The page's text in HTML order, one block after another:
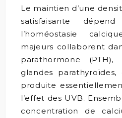
Le maintien d’une
satisfaisante
l’homéostasie
majeurs collaborent
parathormone
glandes
produite
l’effet des UVB.
concentration de